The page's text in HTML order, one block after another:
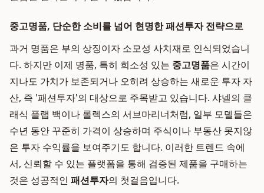
중고명품, 단순한 소비를 넘어 현명한 패션투자 전략으로
과거 명품은 부의 상징이자 소모성 사치재로 인식되었습니
다. 하지만 이제 명품, 특히 희소성 있는 중고명품은 시간이
지나도 가치가 보존되거나 오히려 상승하는 새로운 투자 자
산, 즉 '패션투자'의 대상으로 주목받고 있습니다. 샤넬의 클
래식 플랩 백이나 롤렉스의 서브마리너처럼, 일부 모델들은
수년 동안 꾸준히 가격이 상승하며 주식이나 부동산 못지않
은 투자 수익률을 보여주기도 합니다. 이러한 트렌드 속에
서, 신뢰할 수 있는 플랫폼을 통해 검증된 제품을 구매하는
것은 성공적인 패션투자의 첫걸음입니다.